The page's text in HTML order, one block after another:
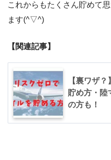
これからもたくさん貯めて
ます(^▽^)
【関連記事】
【裏ワザ
貯め方・陸
の方も！